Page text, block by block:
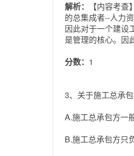
解析：
【内容考
的总集成者--人力
因此对于一个建设
是管理的核心。因
分数： 1
3、关于施工总承
A.施工总承包方一
B.施工总承包方只